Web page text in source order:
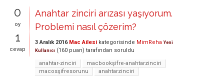
0
oy
1
cevap
Anahtar zinciri arızası yaşıyorum.
Problemi nasıl çözerim?
3 Aralık 2016 Mac Ailesi kategorisinde MimReha Yeni
Kullanıcı (160 puan) tarafından soruldu
anahtar-zinciri
macbookşifre-anahtarzinciri
macosşifresorunu
anahtarzinciri